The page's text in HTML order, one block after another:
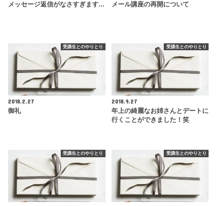
メッセージ返信がなさすぎます...
メール講座の再開について
受講生とのやりとり
2018.2.27
御礼
受講生とのやりとり
2018.9.27
年上の綺麗なお姉さんとデートに
行くことができました！笑
受講生とのやりとり 受講生とのやりとり